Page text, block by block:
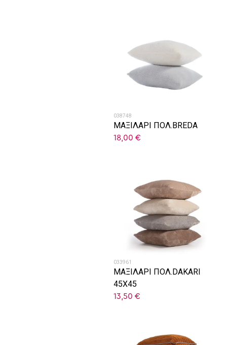
038748
ΜΑΞΙΛΑΡΙ ΠΟΛ.BREDA
18,00 €
033961
ΜΑΞΙΛΑΡΙ ΠΟΛ.DAKARI
45X45
13,50 €